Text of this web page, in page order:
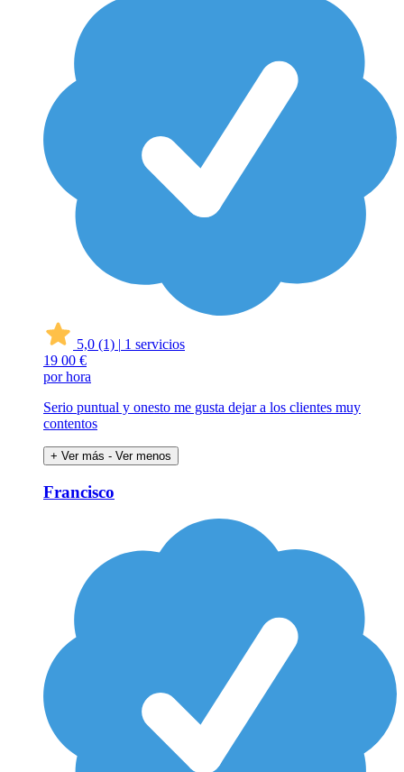
5,0 (1) | 1 servicios
19 00 €
por hora
Serio puntual y onesto me gusta dejar a los clientes muy
contentos
+ Ver más - Ver menos
Francisco